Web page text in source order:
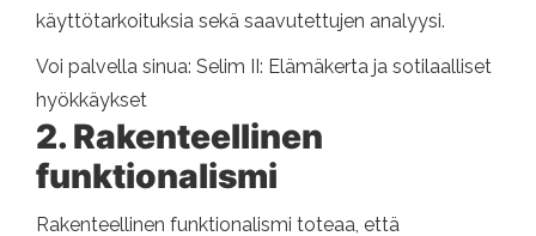
käyttötarkoituksia sekä saavutettujen analyysi.
Voi palvella sinua: Selim II: Elämäkerta ja sotilaalliset
hyökkäykset
2. Rakenteellinen
funktionalismi
Rakenteellinen funktionalismi toteaa, että